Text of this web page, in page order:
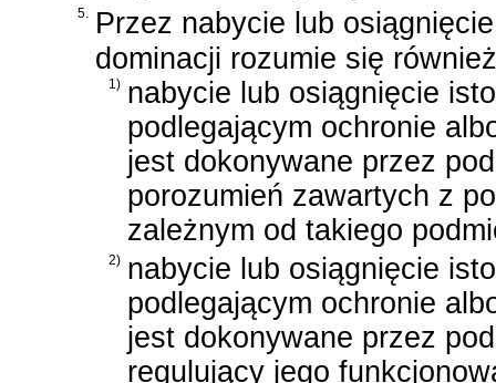
5. Przez nabycie lub
dominacji rozumie się
1) nabycie lub osiągnięcie
podlegającym ochronie
jest dokonywane przez
porozumień zawartych z
zależnym od takiego
2) nabycie lub osiągnięcie
podlegającym ochronie
jest dokonywane przez
regulujący jego